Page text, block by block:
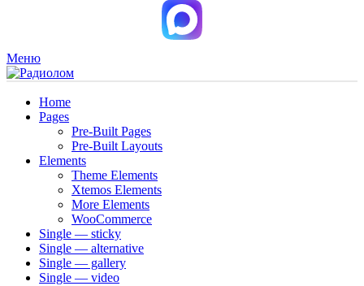
Меню
Home
Pages
Pre-Built Pages
Pre-Built Layouts
Elements
Theme Elements
Xtemos Elements
More Elements
WooCommerce
Single — sticky
Single — alternative
Single — gallery
Single — video